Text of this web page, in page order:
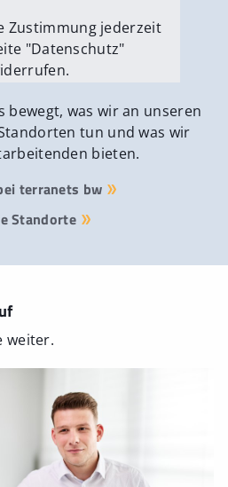
Zustimmung jederzeit
"Datenschutz"
erlauben
bewegt, was wir an unseren
tun und was wir
bieten.
terranets bw
Standorte
weiter.